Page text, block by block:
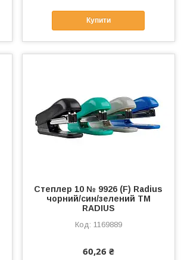
Купити
Степлер 10 № 9926 (F) Radius
чорний/син/зелений ТМ
RADIUS
1169889
60,26 ₴